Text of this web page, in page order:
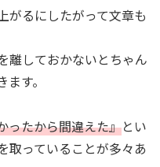
がるにしたがって文章も
離しておかないとちゃん
す。
ったから間違えた』とい
取っていることが多々あ